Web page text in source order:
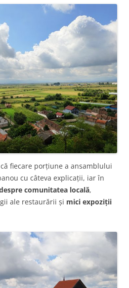
fiecare porțiune a ansamblului
cu câteva explicații, iar în
comunitatea locală,
ale restaurării și mici expoziții